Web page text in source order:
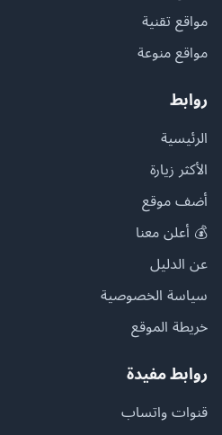
مواقع تقنية
مواقع منوعة
روابط
الرئيسية
الأكثر زيارة
أضف موقع
💰 أعلن معنا
عن الدليل
سياسة الخصوصية
خريطة الموقع
روابط مفيدة
قنوات واتساب